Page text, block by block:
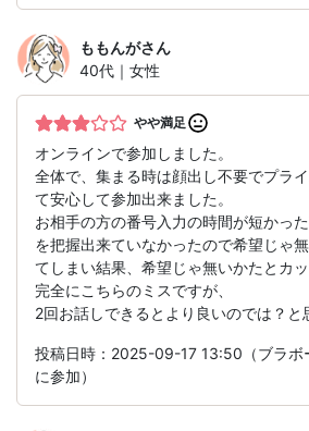
ももんがさん
40代｜女性
やや満足
オンラインで参加しました。
全体で、集まる時は顔出し不要でプラ
て安心して参加出来ました。
お相手の方の番号入力の時間が短かっ
を把握出来ていなかったので希望じゃ
てしまい結果、希望じゃ無いかたとカ
完全にこちらのミスですが、
2回お話しできるとより良いのでは？と
投稿日時：2025-09-17 13:50（ブラボ
に参加）